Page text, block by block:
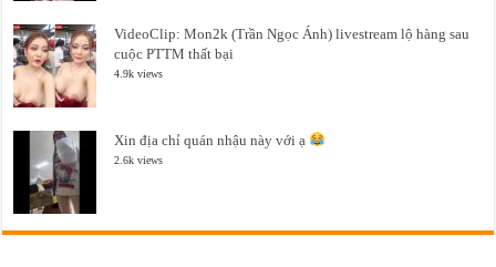
VideoClip: Mon2k (Trần Ngọc Ánh) livestream lộ hàng sau
cuộc PTTM thất bại
4.9k views
Xin địa chỉ quán nhậu này với ạ
2.6k views